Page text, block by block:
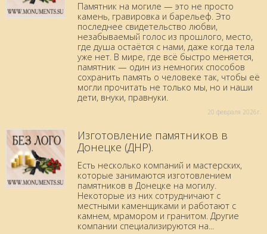
Памятник на могиле — это не просто
камень, гравировка и барельеф. Это
последнее свидетельство любви,
незабываемый голос из прошлого, место,
где душа остаётся с нами, даже когда тела
уже нет. В мире, где всё быстро меняется,
памятник — один из немногих способов
сохранить память о человеке так, чтобы её
могли прочитать не только мы, но и наши
дети, внуки, правнуки.
20 февраля 2026г.
Изготовление памятников в
Донецке (ДНР).
Есть несколько компаний и мастерских,
которые занимаются изготовлением
памятников в Донецке на могилу.
Некоторые из них сотрудничают с
местными каменщиками и работают с
камнем, мрамором и гранитом. Другие
компании специализируются на...